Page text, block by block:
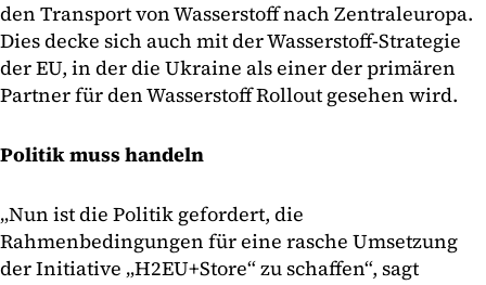
den Transport von Wasserstoff nach Zentraleuropa.
Dies decke sich auch mit der Wasserstoff-Strategie
der EU, in der die Ukraine als einer der primären
Partner für den Wasserstoff Rollout gesehen wird.
Politik muss handeln
„Nun ist die Politik gefordert, die
Rahmenbedingungen für eine rasche Umsetzung
der Initiative „H2EU+Store“ zu schaffen“, sagt